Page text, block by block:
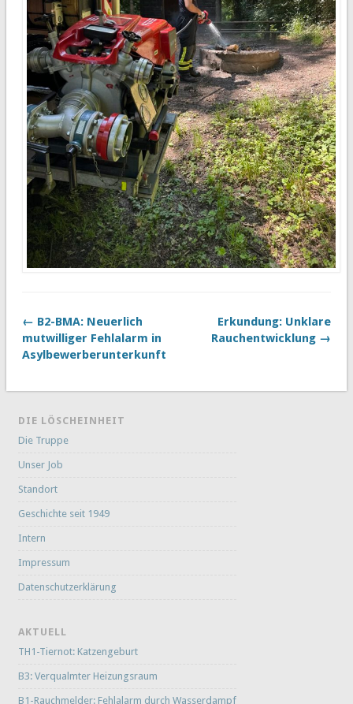
← B2-BMA: Neuerlich
mutwilliger Fehlalarm in
Asylbewerberunterkunft
Erkundung: Unklare
Rauchentwicklung →
DIE LÖSCHEINHEIT
Die Truppe
Unser Job
Standort
Geschichte seit 1949
Intern
Impressum
Datenschutzerklärung
AKTUELL
TH1-Tiernot: Katzengeburt
B3: Verqualmter Heizungsraum
B1-Rauchmelder: Fehlalarm durch Wasserdampf